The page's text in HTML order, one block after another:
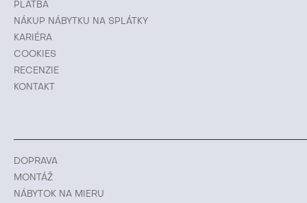
PLATBA
NÁKUP NÁBYTKU NA SPLÁTKY
KARIÉRA
COOKIES
RECENZIE
KONTAKT
DOPRAVA
MONTÁŽ
NÁBYTOK NA MIERU